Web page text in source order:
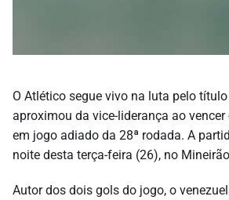
O Atlético segue vivo na luta pelo
aproximou da vice-liderança ao
em jogo adiado da 28ª rodada. A
noite desta terça-feira (26), no
Autor dos dois gols do jogo, o